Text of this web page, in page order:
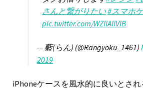
さんと繋がりたい#スマホ
pic.twitter.com/WZllAllVIB
— 藍(らん) (@Rangyoku_1461)
2019
iPhoneケースを風水的に良いとされ